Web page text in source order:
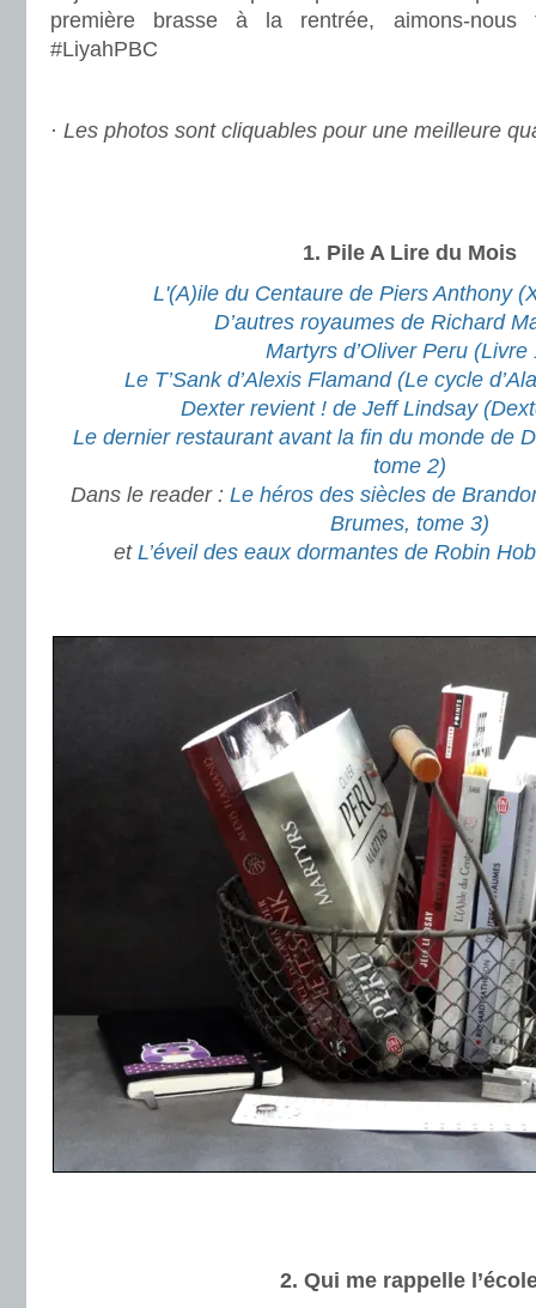
première brasse à la rentrée, aimons-
#LiyahPBC
· Les photos sont cliquables pour une meilleure
1. Pile A Lire du Mois
L'(A)ile du Centaure de Piers Anthony
D’autres royaumes de Richard
Martyrs d’Oliver Peru (Livre
Le T’Sank d’Alexis Flamand (Le cycle
Dexter revient ! de Jeff Lindsay
Le dernier restaurant avant la fin du monde de
tome 2)
Dans le reader : Le héros des siècles de
Brumes, tome 3)
et L’éveil des eaux dormantes de Robin
2. Qui me rappelle